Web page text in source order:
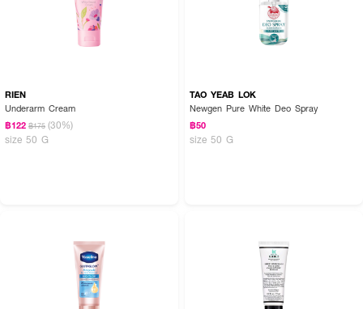
RIEN
Underarm Cream
฿122 ฿175 (30%)
size 50 G
TAO YEAB LOK
Newgen Pure White Deo Spray
฿50
size 50 G